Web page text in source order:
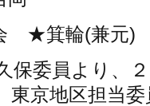
★箕輪(兼元)
委員より、
東京地区担当